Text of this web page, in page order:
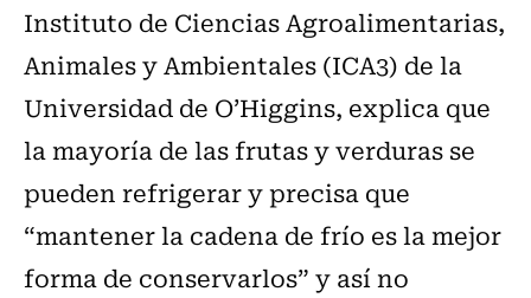
Instituto de Ciencias Agroalimentarias,
Animales y Ambientales (ICA3) de la
Universidad de O’Higgins, explica que
la mayoría de las frutas y verduras se
pueden refrigerar y precisa que
“mantener la cadena de frío es la mejor
forma de conservarlos” y así no